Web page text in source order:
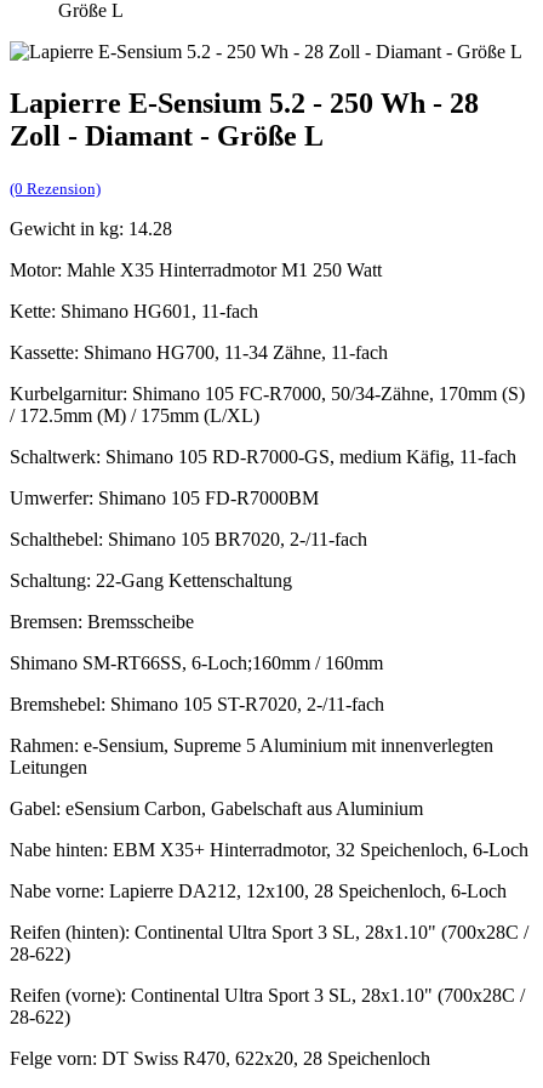
Größe L
Lapierre E-Sensium 5.2 - 250 Wh - 28
Zoll - Diamant - Größe L
(0 Rezension)
Gewicht in kg: 14.28
Motor: Mahle X35 Hinterradmotor M1 250 Watt
Kette: Shimano HG601, 11-fach
Kassette: Shimano HG700, 11-34 Zähne, 11-fach
Kurbelgarnitur: Shimano 105 FC-R7000, 50/34-Zähne, 170mm (S)
/ 172.5mm (M) / 175mm (L/XL)
Schaltwerk: Shimano 105 RD-R7000-GS, medium Käfig, 11-fach
Umwerfer: Shimano 105 FD-R7000BM
Schalthebel: Shimano 105 BR7020, 2-/11-fach
Schaltung: 22-Gang Kettenschaltung
Bremsen: Bremsscheibe
Shimano SM-RT66SS, 6-Loch;160mm / 160mm
Bremshebel: Shimano 105 ST-R7020, 2-/11-fach
Rahmen: e-Sensium, Supreme 5 Aluminium mit innenverlegten
Leitungen
Gabel: eSensium Carbon, Gabelschaft aus Aluminium
Nabe hinten: EBM X35+ Hinterradmotor, 32 Speichenloch, 6-Loch
Nabe vorne: Lapierre DA212, 12x100, 28 Speichenloch, 6-Loch
Reifen (hinten): Continental Ultra Sport 3 SL, 28x1.10" (700x28C /
28-622)
Reifen (vorne): Continental Ultra Sport 3 SL, 28x1.10" (700x28C /
28-622)
Felge vorn: DT Swiss R470, 622x20, 28 Speichenloch